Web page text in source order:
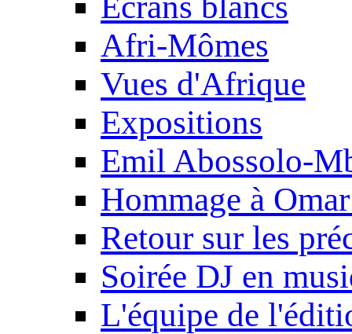
Afri-Mômes
Vues d'Afrique
Expositions
Emil Abossolo-
Hommage à
Retour sur les
Soirée DJ en
L'équipe de